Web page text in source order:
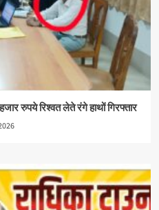
रुपये रिश्वत लेते रंगे हाथों गिरफ्तार